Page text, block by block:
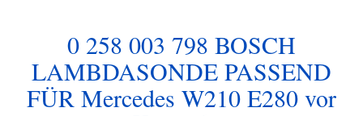
0 258 003 798 BOSCH
LAMBDASONDE PASSEND
FÜR Mercedes W210 E280 vor